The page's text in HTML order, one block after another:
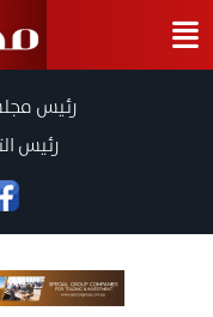
رئيس
رئيس